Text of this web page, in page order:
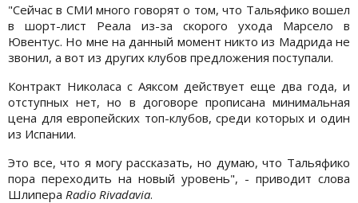
"Сейчас в СМИ много говорят о том, что Тальяфико вошел
в шорт-лист Реала из-за скорого ухода Марсело в
Ювентус. Но мне на данный момент никто из Мадрида не
звонил, а вот из других клубов предложения поступали.
Контракт Николаса с Аяксом действует еще два года, и
отступных нет, но в договоре прописана минимальная
цена для европейских топ-клубов, среди которых и один
из Испании.
Это все, что я могу рассказать, но думаю, что Тальяфико
пора переходить на новый уровень", - приводит слова
Шлипера Radio Rivadavia.